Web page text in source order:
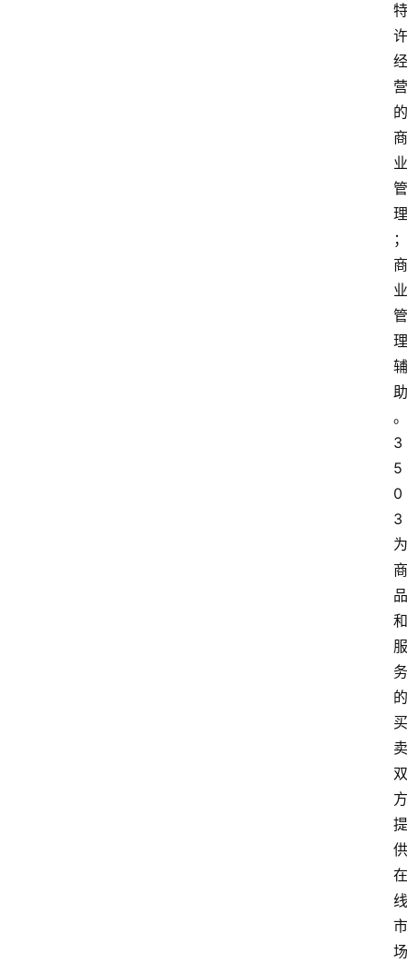
特
许
经
营
的
商
业
管
理
；
商
业
管
理
辅
助
。
3
5
0
3
为
商
品
和
服
务
的
买
卖
双
方
提
供
在
线
市
场